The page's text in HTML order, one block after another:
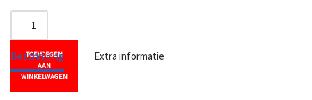
TOEVOEGEN
AAN
WINKELWAGEN
Beschrijving Extra informatie